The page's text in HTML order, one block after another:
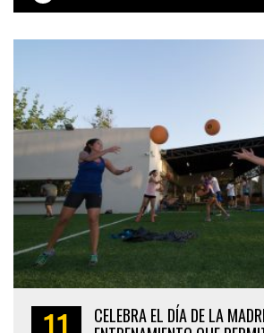
CELEBRA EL DÍA DE LA